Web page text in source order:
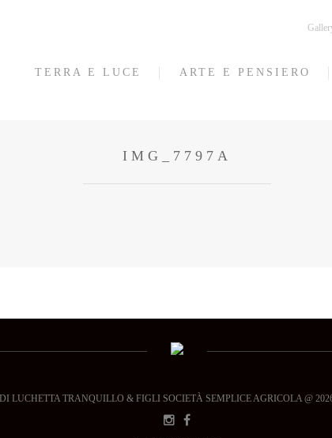
TERRA E LUCE ARTE E PENSIERO
IMG_7797A
LUCHETTA TRANQUILLO & FIGLI SOCIETÀ SEMPLICE AGRICOLA @